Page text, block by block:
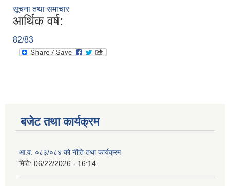
सूचना तथा समाचार
आर्थिक वर्ष:
82/83
बजेट तथा कार्यक्रम
आ.व. ०८३/०८४ को नीति तथा कार्यक्रम
मिति: 06/22/2026 - 16:14